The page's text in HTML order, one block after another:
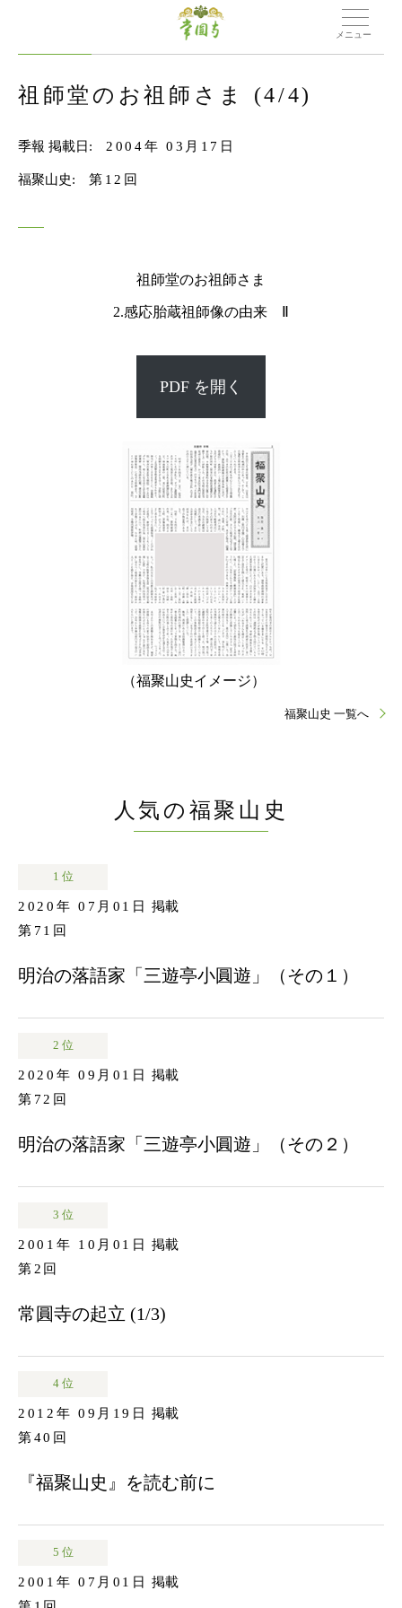
メニュー
祖師堂のお祖師さま (4/4)
季報 掲載日: 2004年 03月17日
福聚山史: 第12回
祖師堂のお祖師さま
2.感応胎蔵祖師像の由来 Ⅱ
PDF を開く
（福聚山史イメージ）
福聚山史 一覧へ
人気の福聚山史
1 位
2020年 07月01日
掲載
第71回
明治の落語家「三遊亭小圓遊」（その１）
2 位
2020年 09月01日
掲載
第72回
明治の落語家「三遊亭小圓遊」（その２）
3 位
2001年 10月01日
掲載
第2回
常圓寺の起立 (1/3)
4 位
2012年 09月19日
掲載
第40回
『福聚山史』を読む前に
5 位
2001年 07月01日
掲載